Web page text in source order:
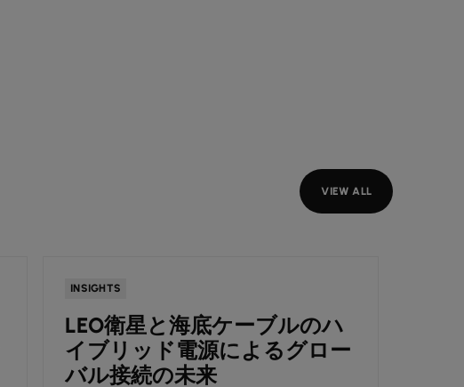
VIEW ALL
INSIGHTS
LEO衛星と海底ケーブルのハ
イブリッド電源によるグロー
バル接続の未来